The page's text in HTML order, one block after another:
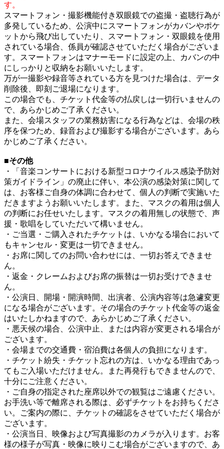
す。
スマートフォン・撮影機能付き双眼鏡での盗撮・盗聴行為が
多発しているため、公演中にスマートフォンがカバンやポケ
ットから飛び出していたり、スマートフォン・双眼鏡を使用
されている場合、係員が確認させていただく場合がございま
す。スマートフォンはマナーモードに設定の上、カバンの中
にしっかりと収納をお願いいたします。
万が一撮影や録音等されている方を見つけた場合は、データ
削除後、即刻ご退場になります。
この場合でも、チケット代金等の払戻しは一切行いませんの
で、あらかじめご了承ください。
また、会場スタッフの業務妨害になる行為などは、会場の秩
序を保つため、録音および撮影する場合がございます。あら
かじめご了承ください。
■その他
・「音楽コンサートにおける新型コロナウイルス感染予防対
策ガイドライン」の廃止に伴い、本公演の感染対策に関して
は、お客様ご自身の体調に合わせて、個人の判断で実施いた
だきますようお願いいたします。また、マスクの着用は個人
の判断にお任せいたします。マスクの着用無しの状態で、声
援・歌唱をしていただいて構いません。
・ご当選・ご購入されたチケットは、いかなる場合において
もキャンセル・変更は一切できません。
・お席に関してのお問い合わせには、一切お答えできませ
ん。
・返金・クレームおよびお席の振替は一切お受けできませ
ん。
・公演日、開場・開演時間、出演者、公演内容等は急遽変更
になる場合がございます。その場合のチケット代金等の返金
はいたしかねますので、あらかじめご了承ください。
・悪天候の場合、公演中止、または内容が変更される場合が
ございます。
・会場までの交通費・宿泊費は各個人の負担になります。
・チケット紛失・チケット忘れの方は、いかなる理由であっ
てもご入場いただけません。また再発行もできませんので、
十分にご注意ください。
・ご自身の指定された座席以外での観覧はご遠慮ください。
お手洗い等で離席される際は、必ずチケットをお持ちくださ
い。ご案内の際に、チケットの確認をさせていただく場合が
ございます。
・公演当日、映像および写真撮影のカメラが入ります。お客
様の様子が写真・映像に映りこむ場合がございますので、あ